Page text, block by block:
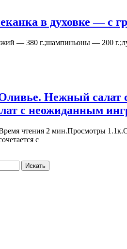
в духовке — с
— 380 г.;шампиньоны — 200
Нежный салат
с неожиданным
чтения 2 мин.Просмотры
с